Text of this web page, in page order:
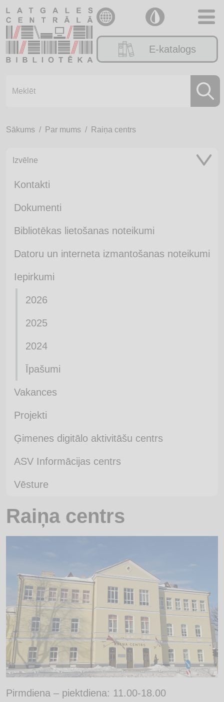
E-katalogs
Sākums Par mums Raiņa centrs
Izvēlne
Kontakti
Dokumenti
Bibliotēkas lietošanas noteikumi
Datoru un interneta izmantošanas noteikumi
Iepirkumi
2026
2025
2024
Īpašumi
Vakances
Projekti
Ģimenes digitālo aktivitāšu centrs
ASV Informācijas centrs
Vēsture
Raiņa centrs
Pirmdiena – piektdiena: 11.00-18.00